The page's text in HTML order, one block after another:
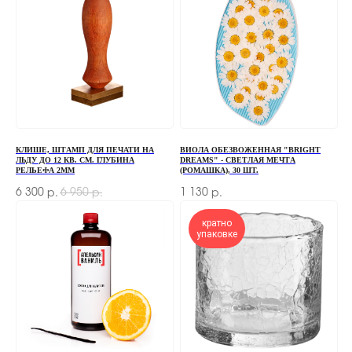
КЛИШЕ, ШТАМП ДЛЯ ПЕЧАТИ НА
ЛЬДУ ДО 12 КВ. СМ. ГЛУБИНА
РЕЛЬЕФА 2ММ
6 300 р. 6 950 р.
ВИОЛА ОБЕЗВОЖЕННАЯ "BRIGHT
DREAMS" - СВЕТЛАЯ МЕЧТА
(РОМАШКА), 30 ШТ.
1 130 р.
кратно
упаковке
нужна консультация — оставьте свои контакты,
мы свяжемся с вами
Отправляя форму, вы соглашаетесь
с Политикой
конфиденциальности и обработки персональных данных
+7 (966) 077-55-50
Г. МОСКВА, ДЕРБЕНЕВСКАЯ
НАБЕРЕЖНАЯ, Д. 7, СТР. 2